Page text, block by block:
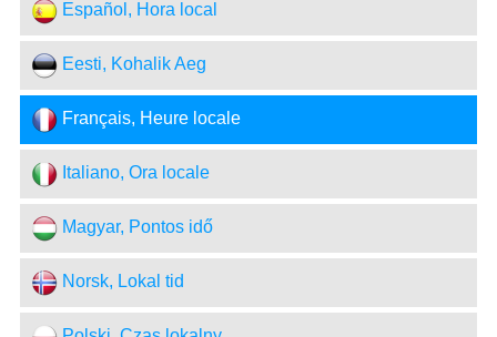
Español, Hora local
Eesti, Kohalik Aeg
Français, Heure locale
Italiano, Ora locale
Magyar, Pontos idő
Norsk, Lokal tid